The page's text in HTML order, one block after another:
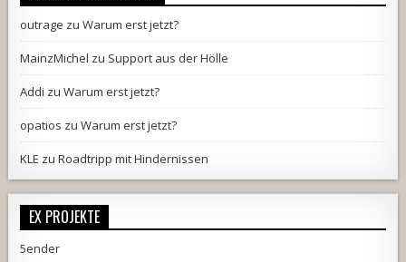
outrage zuWarum erst jetzt?
MainzMichel zu Support aus der Hölle
Addi zuWarum erst jetzt?
opatios zuWarum erst jetzt?
KLE zuRoadtripp mit Hindernissen
EX PROJEKTE
5ender